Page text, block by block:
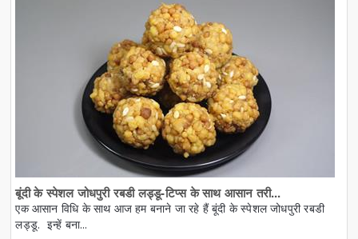
बूंदी के स्पेशल जोधपुरी रबडी लड्डू-टिप्स के साथ आसान तरी...
एक आसान विधि के साथ आज हम बनाने जा रहे हैं बूंदी के स्पेशल जोधपुरी रबडी
लड्डू. इन्हें बना...